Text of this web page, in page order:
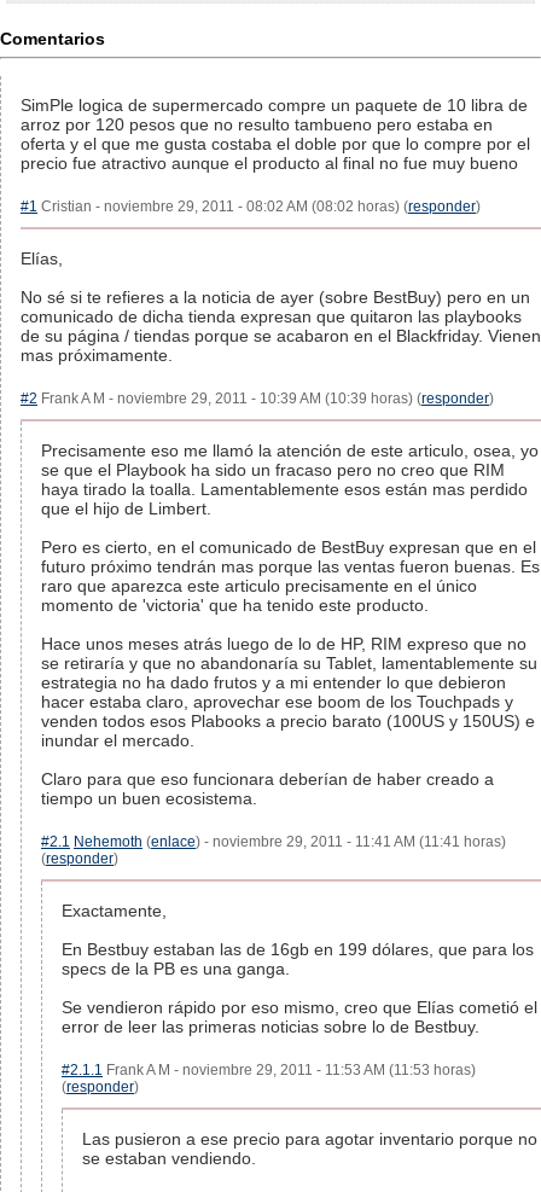
Comentarios
SimPle logica de supermercado compre un paquete de 10 libra de
arroz por 120 pesos que no resulto tambueno pero estaba en
oferta y el que me gusta costaba el doble por que lo compre por el
precio fue atractivo aunque el producto al final no fue muy bueno
#1 Cristian - noviembre 29, 2011 - 08:02 AM (08:02 horas) (responder)
Elías,
No sé si te refieres a la noticia de ayer (sobre BestBuy) pero en un
comunicado de dicha tienda expresan que quitaron las playbooks
de su página / tiendas porque se acabaron en el Blackfriday. Vienen
mas próximamente.
#2 Frank A M - noviembre 29, 2011 - 10:39 AM (10:39 horas) (responder)
Precisamente eso me llamó la atención de este articulo, osea, yo
se que el Playbook ha sido un fracaso pero no creo que RIM
haya tirado la toalla. Lamentablemente esos están mas perdido
que el hijo de Limbert.
Pero es cierto, en el comunicado de BestBuy expresan que en el
futuro próximo tendrán mas porque las ventas fueron buenas. Es
raro que aparezca este articulo precisamente en el único
momento de 'victoria' que ha tenido este producto.
Hace unos meses atrás luego de lo de HP, RIM expreso que no
se retiraría y que no abandonaría su Tablet, lamentablemente su
estrategia no ha dado frutos y a mi entender lo que debieron
hacer estaba claro, aprovechar ese boom de los Touchpads y
venden todos esos Plabooks a precio barato (100US y 150US) e
inundar el mercado.
Claro para que eso funcionara deberían de haber creado a
tiempo un buen ecosistema.
#2.1 Nehemoth (enlace) - noviembre 29, 2011 - 11:41 AM (11:41 horas)
(responder)
Exactamente,
En Bestbuy estaban las de 16gb en 199 dólares, que para los
specs de la PB es una ganga.
Se vendieron rápido por eso mismo, creo que Elías cometió el
error de leer las primeras noticias sobre lo de Bestbuy.
#2.1.1 Frank A M - noviembre 29, 2011 - 11:53 AM (11:53 horas)
(responder)
Las pusieron a ese precio para agotar inventario porque no
se estaban vendiendo.